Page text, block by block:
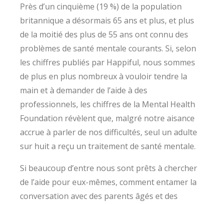
Près d’un cinquième (19 %) de la population
britannique a désormais 65 ans et plus, et plus
de la moitié des plus de 55 ans ont connu des
problèmes de santé mentale courants. Si, selon
les chiffres publiés par Happiful, nous sommes
de plus en plus nombreux à vouloir tendre la
main et à demander de l’aide à des
professionnels, les chiffres de la Mental Health
Foundation révèlent que, malgré notre aisance
accrue à parler de nos difficultés, seul un adulte
sur huit a reçu un traitement de santé mentale.
Si beaucoup d’entre nous sont prêts à chercher
de l’aide pour eux-mêmes, comment entamer la
conversation avec des parents âgés et des